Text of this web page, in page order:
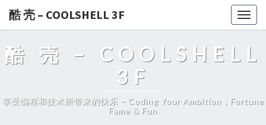
酷 壳 – COOLSHELL 3F
酷 壳 – COOLSHELL
3F
享受编程和技术所带来的快乐 – Coding Your Ambition，Fortune
Fame & Fun